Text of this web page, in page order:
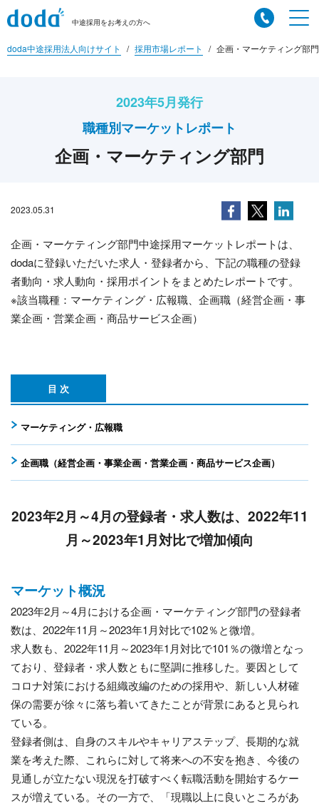
中途採用をお考えの方へ
doda中途採用法人向けサイト 採用市場レポート 企画・マーケティング部
2023年5月発行
職種別マーケットレポート
企画・マーケティング部門
2023.05.31
企画・マーケティング部門中途採用マーケットレポートは、
dodaに登録いただいた求人・登録者から、下記の職種の登録
者動向・求人動向・採用ポイントをまとめたレポートです。
※該当職種：マーケティング・広報職、企画職（経営企画・事
業企画・営業企画・商品サービス企画）
目 次
マーケティング・広報職
企画職（経営企画・事業企画・営業企画・商品サービス企画）
2023年2月～4月の登録者・求人数は、2022年11
月～2023年1月対比で増加傾向
マーケット概況
2023年2月～4月における企画・マーケティング部門の登録者
数は、2022年11月～2023年1月対比で102％と微増。
求人数も、2022年11月～2023年1月対比で101％の微増となっ
ており、登録者・求人数ともに堅調に推移した。要因として
コロナ対策における組織改編のための採用や、新しい人材確
保の需要が徐々に落ち着いてきたことが背景にあると見られ
ている。
登録者側は、自身のスキルやキャリアステップ、長期的な就
業を考えた際、これらに対して将来への不安を抱き、今後の
見通しが立たない現況を打破すべく転職活動を開始するケー
スが増えている。その一方で、「現職以上に良いところがあ